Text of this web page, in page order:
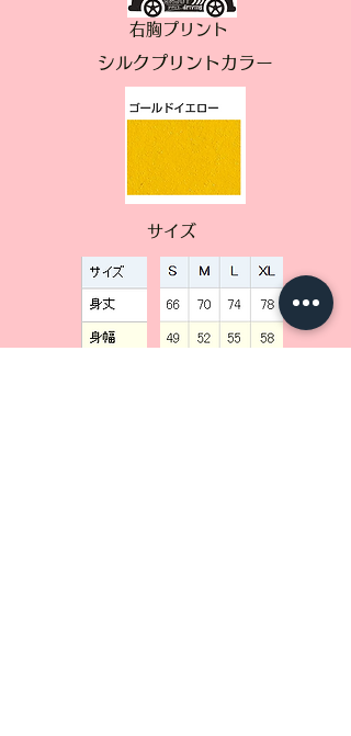
右胸プリント
シルクプリントカラー
サイズ